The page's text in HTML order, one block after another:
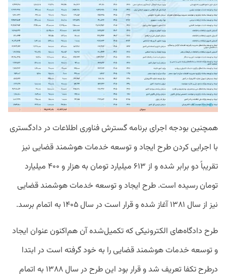
همچنین بودجه اجرای برنامه گسترش فناوری اطلاعات در دادگستری
با اجرایی کردن طرح ایجاد و توسعه خدمات هوشمند قضایی نیز
تقریباً دو برابر شده و از ۶۱۳ میلیارد تومان به هزار و ۴۰۰ میلیارد
تومان رسیده است. طرح ایجاد و توسعه خدمات هوشمند قضایی
نیز از سال ۱۳۸۱ آغاز شده و قرار است در سال ۱۴۰۵ به اتمام برسد.
طرح دادگاه‌های الکترونیکی که تکمیل‌شده آن هم‌اکنون عنوان ایجاد
و توسعه خدمات هوشمند قضایی را به خود گرفته است در ابتدا
درطرح تکفا تعریف شد و قرار بود این طرح در سال ۱۳۸۸ به اتمام